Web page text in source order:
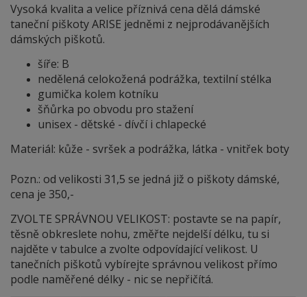
Vysoká kvalita a velice příznivá cena dělá dámské
taneční piškoty ARISE jedněmi z nejprodávanějších
dámských piškotů.
šíře: B
nedělená celokožená podrážka, textilní stélka
gumička kolem kotníku
šňůrka po obvodu pro stažení
unisex - dětské - dívčí i chlapecké
Materiál: kůže - svršek a podrážka, látka - vnitřek boty
Pozn.: od velikosti 31,5 se jedná již o piškoty dámské,
cena je 350,-
ZVOLTE SPRÁVNOU VELIKOST: postavte se na papír,
těsně obkreslete nohu, změřte nejdelší délku, tu si
najděte v tabulce a zvolte odpovídající velikost. U
tanečních piškotů vybírejte správnou velikost přímo
podle naměřené délky - nic se nepřičítá.